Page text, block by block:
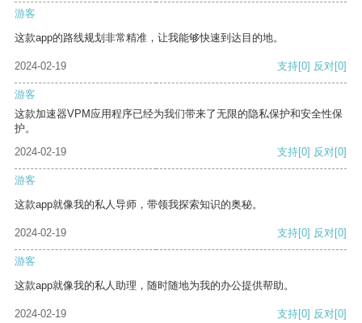
游客
这款app的路线规划非常精准，让我能够快速到达目的地。
2024-02-19 支持[0] 反对[0]
游客
这款加速器VPM应用程序已经为我们带来了无限的隐私保护和安全性保
护。
2024-02-19
支持[0] 反对[0]
游客
这款app就像我的私人导师，带领我探索知识的奥秘。
2024-02-19 支持[0] 反对[0]
游客
这款app就像我的私人助理，随时随地为我的办公提供帮助。
2024-02-19 支持[0] 反对[0]